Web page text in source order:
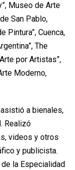
Museo de Arte
San Pa­blo,
Pintura”, Cuenca,
The
por Artistas”,
Moderno,
a bienales,
Realizó
videos y otros
y publicista.
la Especialidad